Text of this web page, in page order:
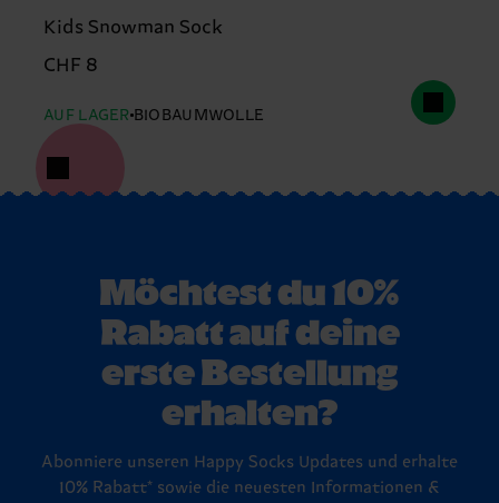
Kids Snowman Sock
CHF 8
AUF LAGER BIOBAUMWOLLE
Möchtest du 10%
Rabatt auf deine
erste Bestellung
erhalten?
Abonniere unseren Happy Socks Updates und erhalte
10% Rabatt* sowie die neuesten Informationen &